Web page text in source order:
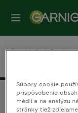
Úvod O zložení
Súbory cookie
prispôsobenie
médií a na analýzu
stránky tiež